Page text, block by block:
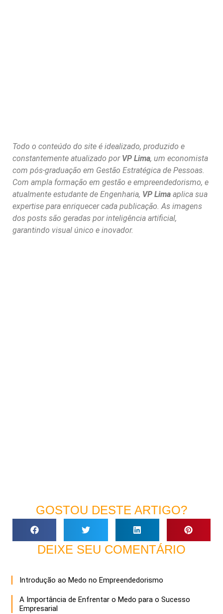
Todo o conteúdo do site é idealizado, produzido e
constantemente atualizado por VP Lima, um economista
com pós-graduação em Gestão Estratégica de Pessoas.
Com ampla formação em gestão e empreendedorismo, e
atualmente estudante de Engenharia, VP Lima aplica sua
expertise para enriquecer cada publicação. As imagens
dos posts são geradas por inteligência artificial,
garantindo visual único e inovador.
GOSTOU DESTE ARTIGO?
DEIXE SEU COMENTÁRIO
Introdução ao Medo no Empreendedorismo
A Importância de Enfrentar o Medo para o Sucesso
Empresarial